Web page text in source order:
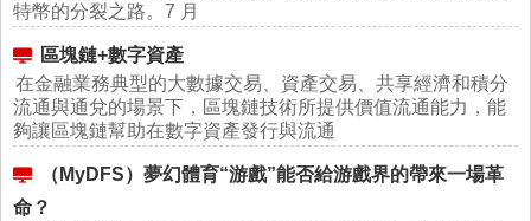
特幣的分裂之路。7 月
區塊鏈+數字資產
在金融業務典型的大數據交易、資產交易、共享經濟和積分
流通與通兌的場景下，區塊鏈技術所提供價值流通能力，能
夠讓區塊鏈幫助在數字資產發行與流通
（MyDFS）夢幻體育“游戲”能否給游戲界的帶來一場革
命？